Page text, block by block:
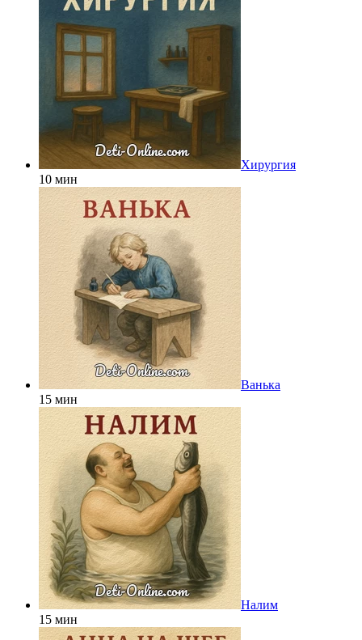
Хирургия
10 мин
Ванька
15 мин
Налим
15 мин